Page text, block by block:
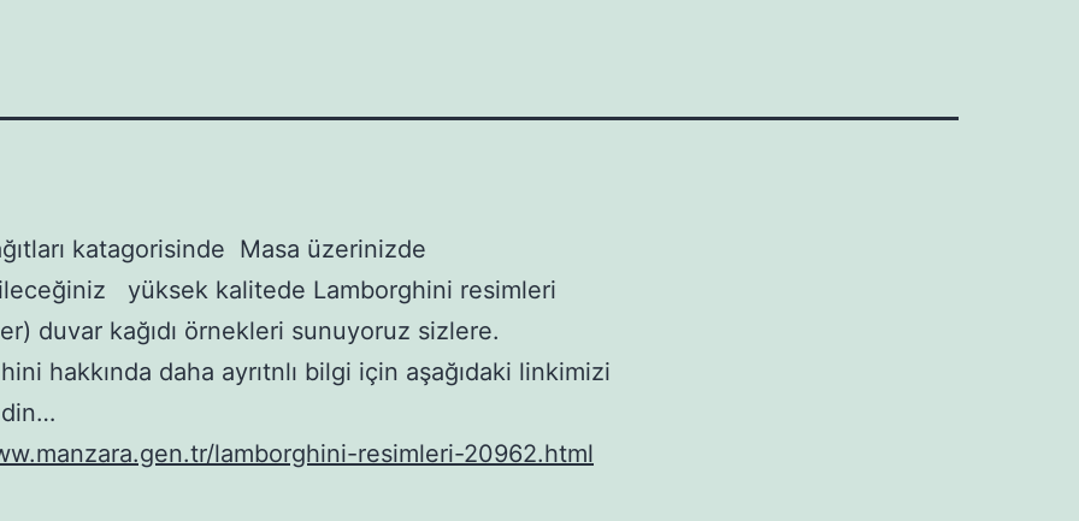
katagorisinde Masa üzerinizde
yüksek kalitede Lamborghini resimleri
duvar kağıdı örnekleri sunuyoruz sizlere.
hakkında daha ayrıtnlı bilgi için aşağıdaki linkimizi
lamborghini-resimleri-20962.html